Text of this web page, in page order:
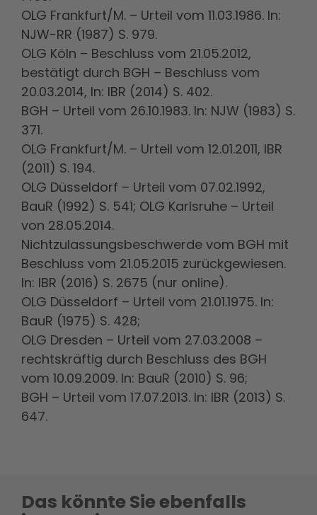
OLG Frankfurt/M. – Urteil vom 11.03.1986. In:
NJW-RR (1987) S. 979.
OLG Köln – Beschluss vom 21.05.2012,
bestätigt durch BGH – Beschluss vom
20.03.2014, In: IBR (2014) S. 402.
BGH – Urteil vom 26.10.1983. In: NJW (1983) S.
371.
OLG Frankfurt/M. – Urteil vom 12.01.2011, IBR
(2011) S. 194.
OLG Düsseldorf – Urteil vom 07.02.1992,
BauR (1992) S. 541; OLG Karlsruhe – Urteil
von 28.05.2014.
Nichtzulassungsbeschwerde vom BGH mit
Beschluss vom 21.05.2015 zurückgewiesen.
In: IBR (2016) S. 2675 (nur online).
OLG Düsseldorf – Urteil vom 21.01.1975. In:
BauR (1975) S. 428;
OLG Dresden – Urteil vom 27.03.2008 –
rechtskräftig durch Beschluss des BGH
vom 10.09.2009. In: BauR (2010) S. 96;
BGH – Urteil vom 17.07.2013. In: IBR (2013) S.
647.
Das könnte Sie ebenfalls